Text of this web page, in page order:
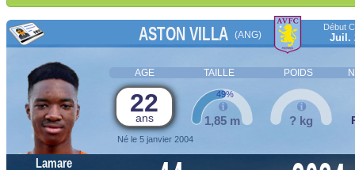
ASTON VILLA (ANG)
Début
Juil.
AGE TAILLE POIDS
22
ans
Né le 5 janvier 2004
1,85 m
49%
? kg
Lamare